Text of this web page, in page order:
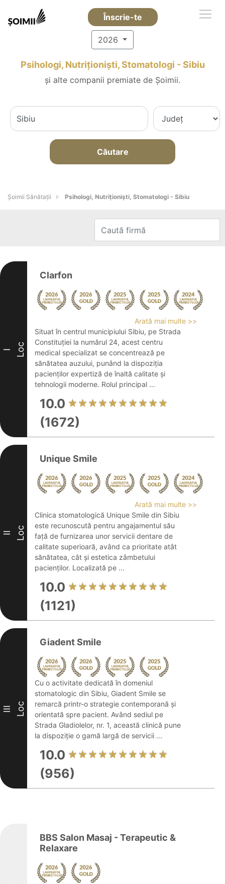
Înscrie-te
2026
Psihologi, Nutriționiști, Stomatologi - Sibiu
și alte companii premiate de Șoimii.
Căutare
Şoimii Sănătații Psihologi, Nutriționiști, Stomatologi - Sibiu
I Loc
Clarfon
Arată mai multe >>
Situat în centrul municipiului Sibiu, pe Strada
Constituției la numărul 24, acest centru
medical specializat se concentrează pe
sănătatea auzului, punând la dispoziția
pacienților expertiză de înaltă calitate și
tehnologii moderne. Rolul principal ...
10.0
(1672)
II Loc
Unique Smile
Arată mai multe >>
Clinica stomatologică Unique Smile din Sibiu
este recunoscută pentru angajamentul său
față de furnizarea unor servicii dentare de
calitate superioară, având ca prioritate atât
sănătatea, cât și estetica zâmbetului
pacienților. Localizată pe ...
10.0
(1121)
III Loc
Giadent Smile
Cu o activitate dedicată în domeniul
stomatologic din Sibiu, Giadent Smile se
remarcă printr-o strategie contemporană și
orientată spre pacient. Având sediul pe
Strada Gladiolelor, nr. 1, această clinică pune
la dispoziție o gamă largă de servicii ...
10.0
(956)
BBS Salon Masaj - Terapeutic &
Relaxare